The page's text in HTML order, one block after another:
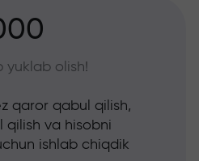
yuklab olish!
qaror qabul qilish,
qilish va hisobni
ishlab chiqdik